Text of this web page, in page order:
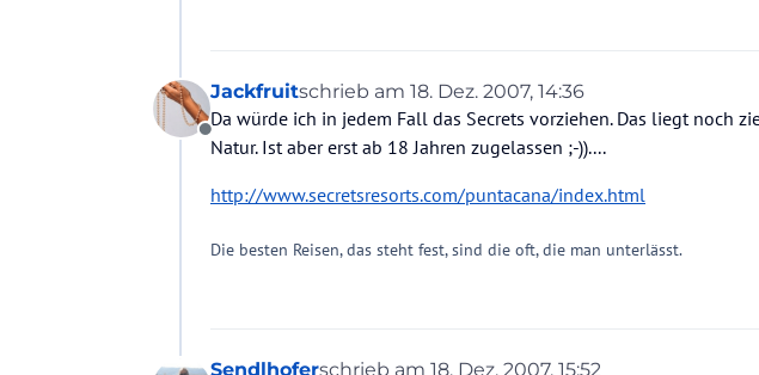
Offline
Jackfruitschrieb am 18. Dez. 2007, 14:36
zuletzt editiert von
Da würde ich in jedem Fall das Secrets vorziehen. Das liegt noch
Natur. Ist aber erst ab 18 Jahren zugelassen ;-))....
http://www.secretsresorts.com/puntacana/index.html
Die besten Reisen, das steht fest, sind die oft, die man unterlässt.
Sendlhoferschrieb am 18. Dez. 2007, 15:52